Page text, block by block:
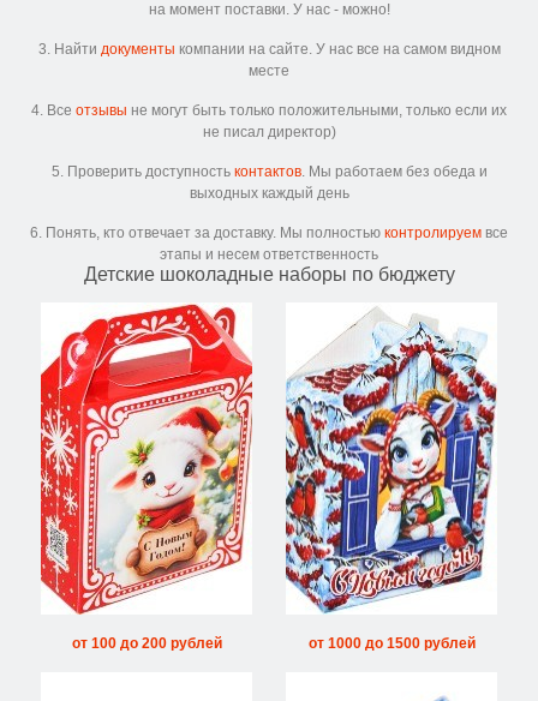
на момент поставки. У нас - можно!
3. Найти документы компании на сайте. У нас все на самом видном
месте
4. Все отзывы не могут быть только положительными, только если их
не писал директор)
5. Проверить доступность контактов. Мы работаем без обеда и
выходных каждый день
6. Понять, кто отвечает за доставку. Мы полностью контролируем все
этапы и несем ответственность
Детские шоколадные наборы по бюджету
от 100 до 200 рублей от 1000 до 1500 рублей